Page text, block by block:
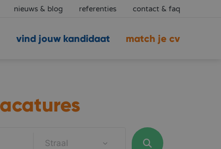
nieuws & blog referenties contact & faq
match je cv
vind jouw kandidaat
Straal